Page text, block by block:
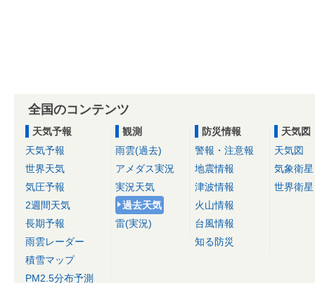
全国のコンテンツ
天気予報
天気予報
世界天気
気圧予報
2週間天気
長期予報
雨雲レーダー
積雪マップ
PM2.5分布予測
観測
雨雲(過去)
アメダス実況
実況天気
過去天気
雷(実況)
防災情報
警報・注意報
地震情報
津波情報
火山情報
台風情報
知る防災
天気図
天気図
気象衛星
世界衛星